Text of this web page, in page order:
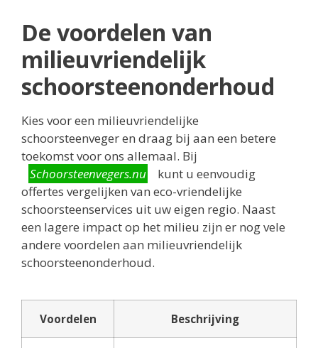
De voordelen van
milieuvriendelijk
schoorsteenonderhoud
Kies voor een milieuvriendelijke
schoorsteenveger en draag bij aan een betere
toekomst voor ons allemaal. Bij
Schoorsteenvegers.nu
kunt u eenvoudig
offertes vergelijken van eco-vriendelijke
schoorsteenservices uit uw eigen regio. Naast
een lagere impact op het milieu zijn er nog vele
andere voordelen aan milieuvriendelijk
schoorsteenonderhoud.
Voordelen Beschrijving